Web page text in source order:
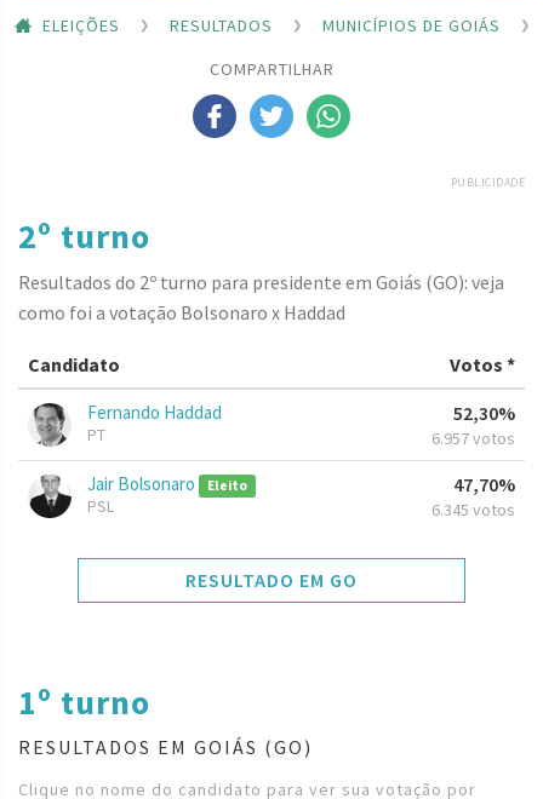
ELEIÇÕES RESULTADOS
MUNICÍPIOS DE GOIÁS
COMPARTILHAR
PUBLICIDADE
2º turno
Resultados do 2º turno para presidente em Goiás (GO): veja
como foi a votação Bolsonaro x Haddad
Candidato Votos *
Fernando Haddad
PT
52,30%
6.957 votos
Jair Bolsonaro Eleito
PSL
47,70%
6.345 votos
RESULTADO EM GO
1º turno
RESULTADOS EM GOIÁS (GO)
Clique no nome do candidato para ver sua votação por